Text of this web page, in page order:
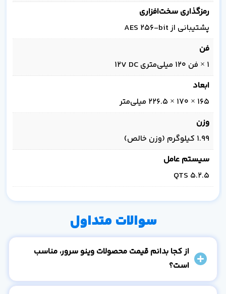
رمزگذاری سخت‌افزاری
پشتیبانی از AES 256-bit
فن
1 × فن 120 میلی‌متری 12V DC
ابعاد
165 × 170 × 226.5 میلی‌متر
وزن
1.99 کیلوگرم (وزن خالص)
سیستم عامل
QTS 5.2.5
سوالات متداول
از کجا بدانم قیمت محصولات وینو سرور، مناسب
است؟